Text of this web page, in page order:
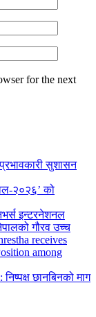
for the next
सुशासन
२०२६’ को
इन्टरनेशनल
गौरव उच्च
receives
among
छानबिनको माग